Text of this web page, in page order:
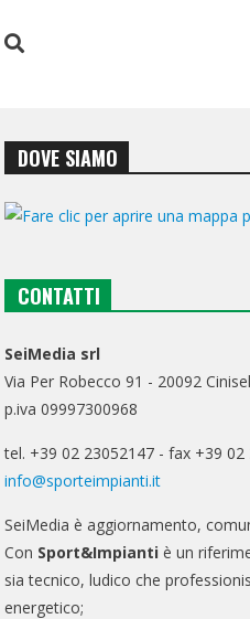
DOVE SIAMO
CONTATTI
SeiMedia srl
Via Per Robecco 91 - 20092
p.iva 09997300968
tel. +39 02 23052147 - fax +39 02
info@sporteimpianti.it
SeiMedia è aggiornamento,
Con Sport&Impianti è un
sia tecnico, ludico che
energetico;